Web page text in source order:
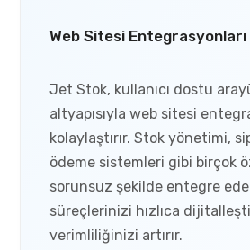
Web Sitesi Entegrasyonları
Jet Stok, kullanıcı dostu
altyapısıyla web sitesi
kolaylaştırır. Stok yönetimi,
ödeme sistemleri gibi birçok
sorunsuz şekilde entegre
süreçlerinizi hızlıca
verimliliğinizi artırır.